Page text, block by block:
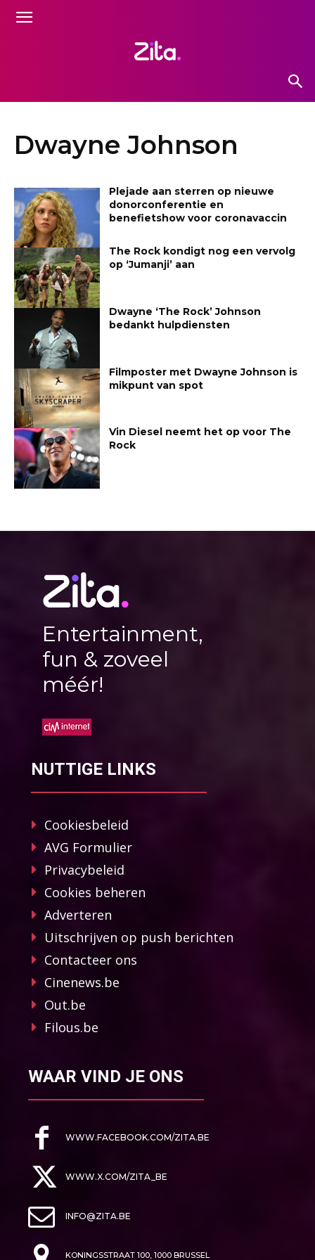
Dwayne Johnson
Plejade aan sterren op nieuwe
donorconferentie en
benefietshow voor coronavaccin
The Rock kondigt nog een vervolg
op ‘Jumanji’ aan
Dwayne ‘The Rock’ Johnson
bedankt hulpdiensten
Filmposter met Dwayne Johnson is
mikpunt van spot
Vin Diesel neemt het op voor The
Rock
Entertainment,
fun & zoveel
méér!
NUTTIGE LINKS
Cookiesbeleid
AVG Formulier
Privacybeleid
Cookies beheren
Adverteren
Uitschrijven op push berichten
Contacteer ons
Cinenews.be
Out.be
Filous.be
WAAR VIND JE ONS
WWW.FACEBOOK.COM/ZITA.BE
WWW.X.COM/ZITA_BE
INFO@ZITA.BE
KONINGSSTRAAT 100, 1000 BRUSSEL